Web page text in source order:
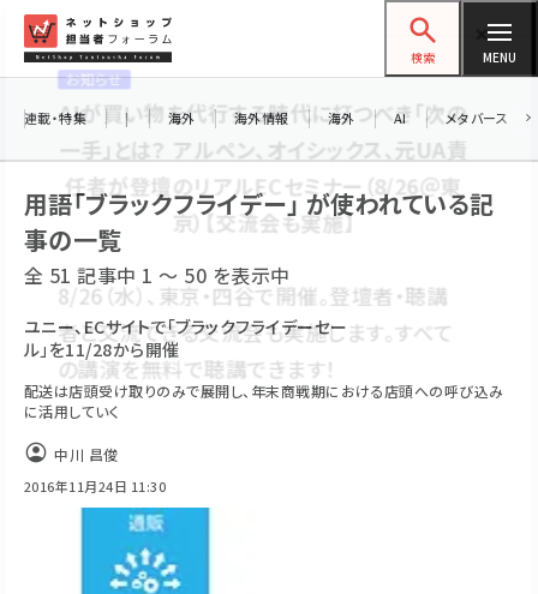
ン
ネットショップ担当者フォーラム
検索 MENU
amazon (2232)
yahoo (1894)
楽天 (1863)
ecbeing (1203)
アスクル (1112)
base (1068)
ビィ・フォアード (768)
revico (737)
連載・特集 | 海外 海外情報 海外 AI メタバース
用語「ブラックフライデー」 が使われている記
事の一覧
全 51 記事中 1 ～ 50 を表示中
ユニー、ECサイトで「ブラックフライデーセー
ル」を11/28から開催
配送は店頭受け取りのみで展開し、年末商戦期における店頭への呼び込み
に活用していく
中川 昌俊
2016年11月24日 11:30
お知らせ
AIが買い物を代行する時代に打つべき「次の
一手」とは？ アルペン、オイシックス、元UA責
任者が登壇のリアルECセミナー（8/26＠東
京）【交流会も実施】
8/26（水）、東京・四谷で開催。登壇者・聴講
者と交流できる交流会も実施します。すべて
の講演を無料で聴講できます！